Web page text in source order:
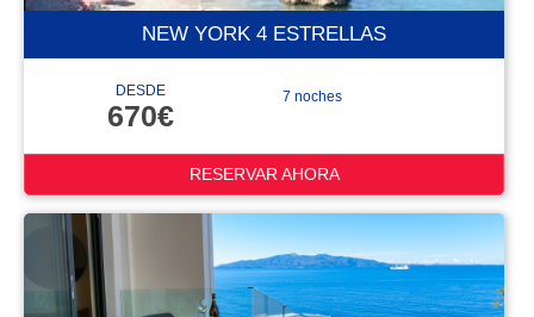
NEW YORK 4 ESTRELLAS
DESDE
670€
7 noches
RESERVAR AHORA